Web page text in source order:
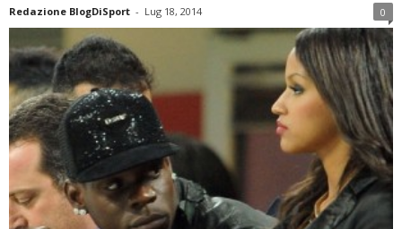
Redazione BlogDiSport - Lug 18, 2014 0